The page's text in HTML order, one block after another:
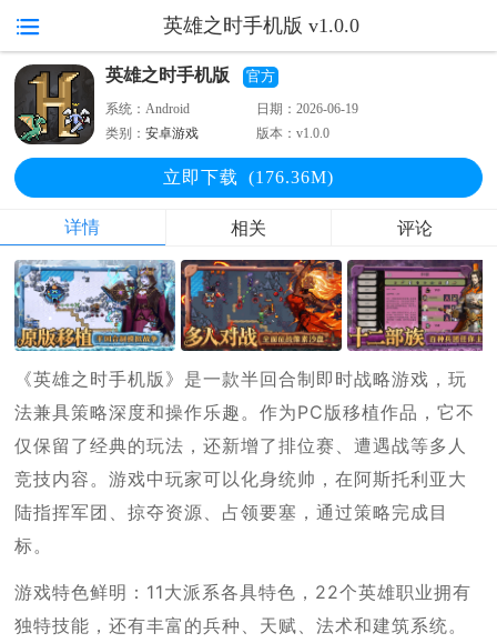
英雄之时手机版 v1.0.0
英雄之时手机版 官方
系统：Android 日期：2026-06-19
类别：安卓游戏 版本：v1.0.0
立即下载 (176.36M)
详情 相关 评论
《英雄之时手机版》是一款半回合制即时战略游戏，玩
法兼具策略深度和操作乐趣。作为PC版移植作品，它不
仅保留了经典的玩法，还新增了排位赛、遭遇战等多人
竞技内容。游戏中玩家可以化身统帅，在阿斯托利亚大
陆指挥军团、掠夺资源、占领要塞，通过策略完成目
标。
游戏特色鲜明：11大派系各具特色，22个英雄职业拥有
独特技能，还有丰富的兵种、天赋、法术和建筑系统。